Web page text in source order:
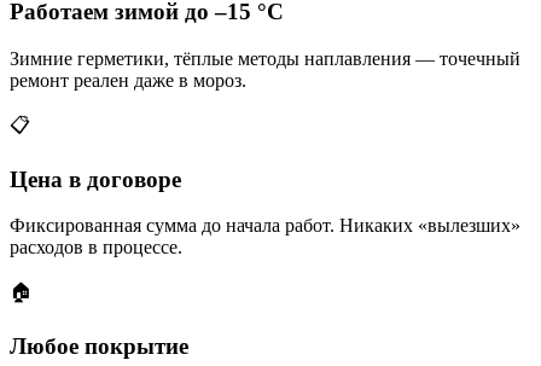
Работаем зимой до –15 °C
Зимние герметики, тёплые методы наплавления — точечный
ремонт реален даже в мороз.
📋
Цена в договоре
Фиксированная сумма до начала работ. Никаких «вылезших»
расходов в процессе.
🏠
Любое покрытие